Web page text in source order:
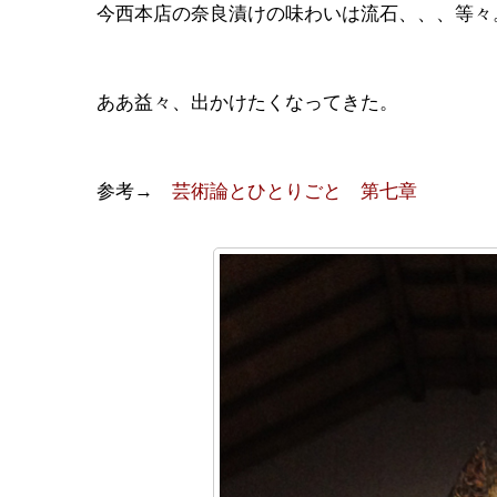
今西本店の奈良漬けの味わいは流石、、、等々
ああ益々、出かけたくなってきた。
参考→ 芸術論とひとりごと 第七章